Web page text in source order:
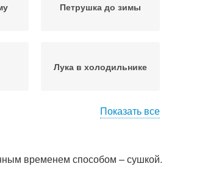
Петрушка до зимы
Лука в холодильнике
Показать все
временем способом – сушкой.